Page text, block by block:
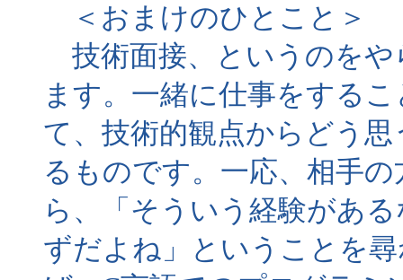
＜おまけのひとこと＞
技術面接、というのをや
ます。一緒に仕事をする
て、技術的観点からどう
るものです。一応、相手
ら、「そういう経験があ
ずだよね」ということを